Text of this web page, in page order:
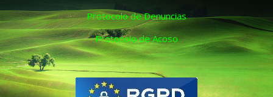
Protocolo de Denuncias
Protocolo de Acoso